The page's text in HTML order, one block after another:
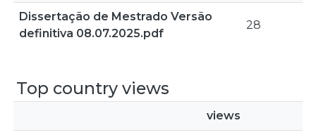
Dissertação de Mestrado Versão
definitiva 08.07.2025.pdf
28
Top country views
views